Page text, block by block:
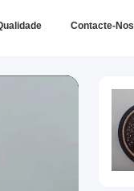
Contacte-Nos